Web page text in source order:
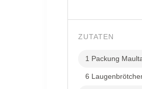
ZUTATEN
1 Packung
6